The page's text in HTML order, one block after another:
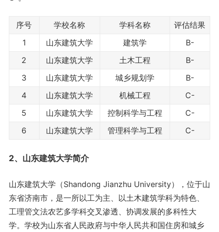
序号 学校名称 学科名称
评估结果
1
山东建筑大学 建筑学
B-
2
山东建筑大学 土木工程
B-
3
山东建筑大学 城乡规划学
B-
4
山东建筑大学 机械工程
C-
5
山东建筑大学 控制科学与工程
C-
6
山东建筑大学 管理科学与工程 C-
2、山东建筑大学简介
山东建筑大学（Shandong Jianzhu University），位于山
东省济南市，是一所以工为主、以土木建筑学科为特色、
工理管文法农艺多学科交叉渗透、协调发展的多科性大
学。学校为山东省人民政府与中华人民共和国住房和城乡